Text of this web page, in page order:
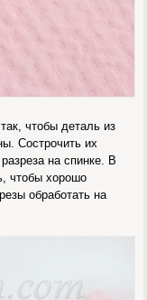
чтобы деталь из
Сострочить их
на спинке. В
чтобы хорошо
обработать на